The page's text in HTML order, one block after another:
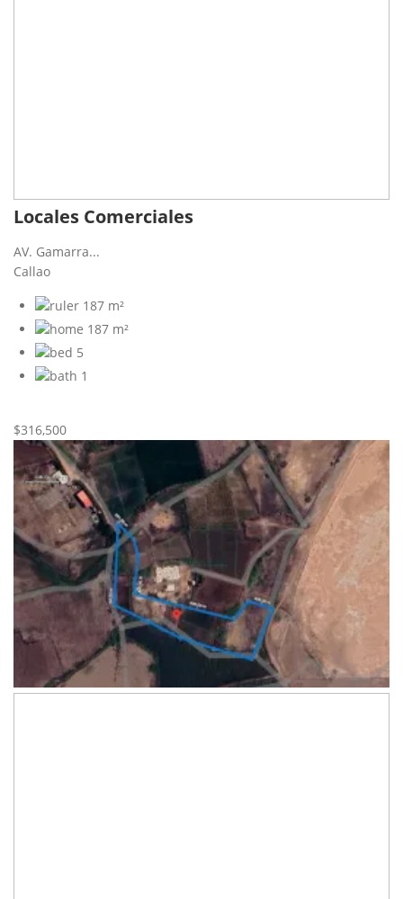
Locales Comerciales
AV. Gamarra...
Callao
187 m²
187 m²
5
1
$316,500